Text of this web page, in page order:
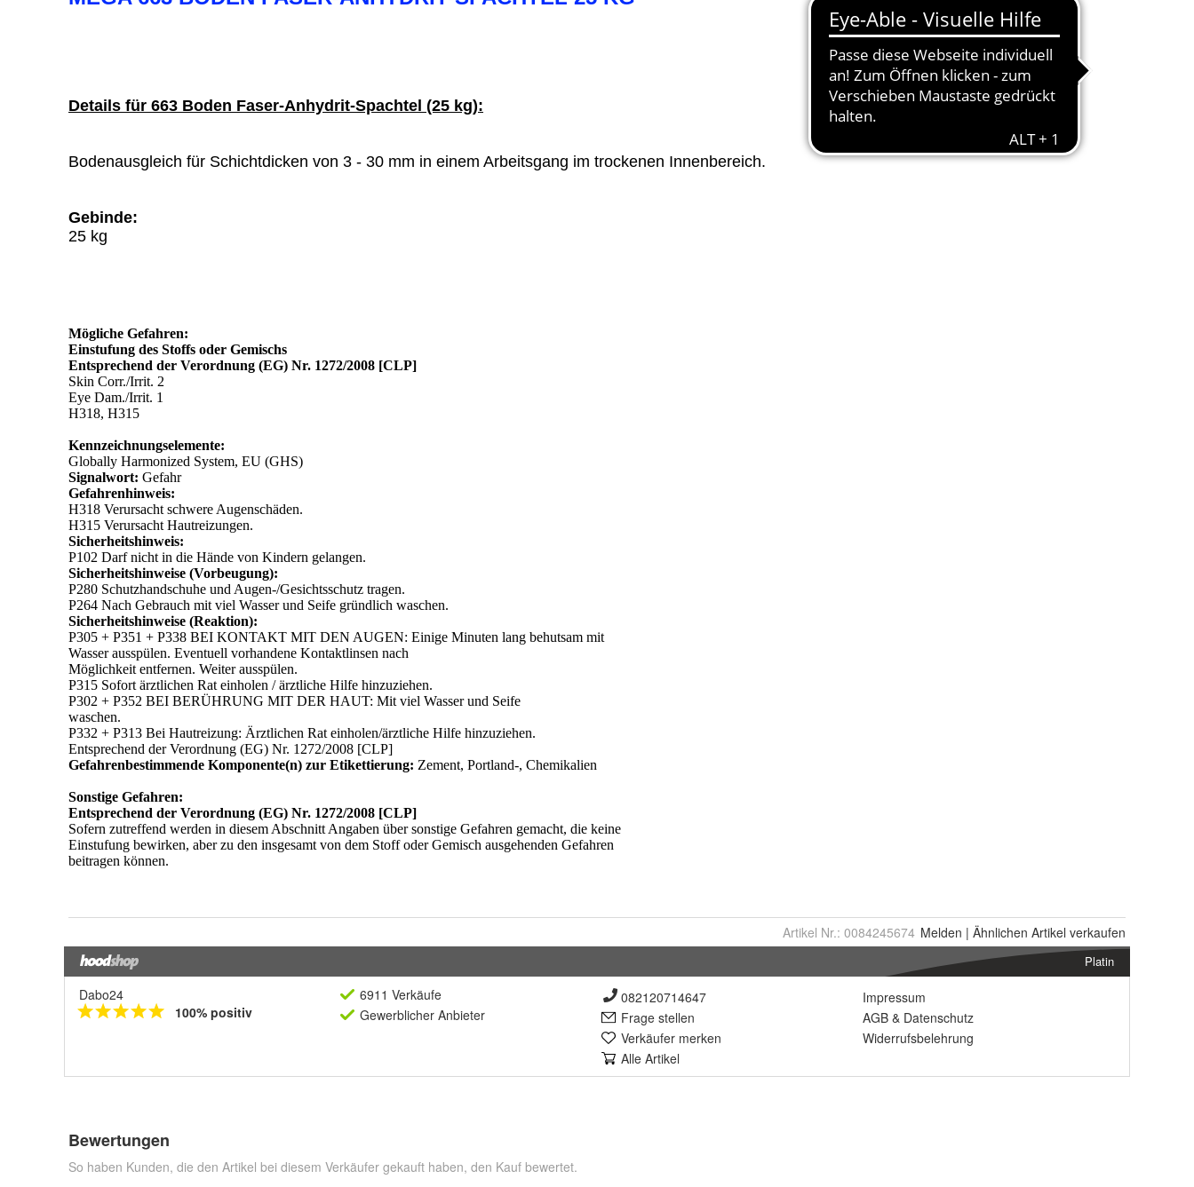
Artikel Nr.: 0084245674 Melden | Ähnlichen Artikel verkaufen
Platin
Dabo24
100% positiv
6911 Verkäufe
Gewerblicher Anbieter
082120714647
Frage stellen
Verkäufer merken
Alle Artikel
Impressum
AGB & Datenschutz
Widerrufsbelehrung
Bewertungen
So haben Kunden, die den Artikel bei diesem Verkäufer gekauft haben, den Kauf bewertet.